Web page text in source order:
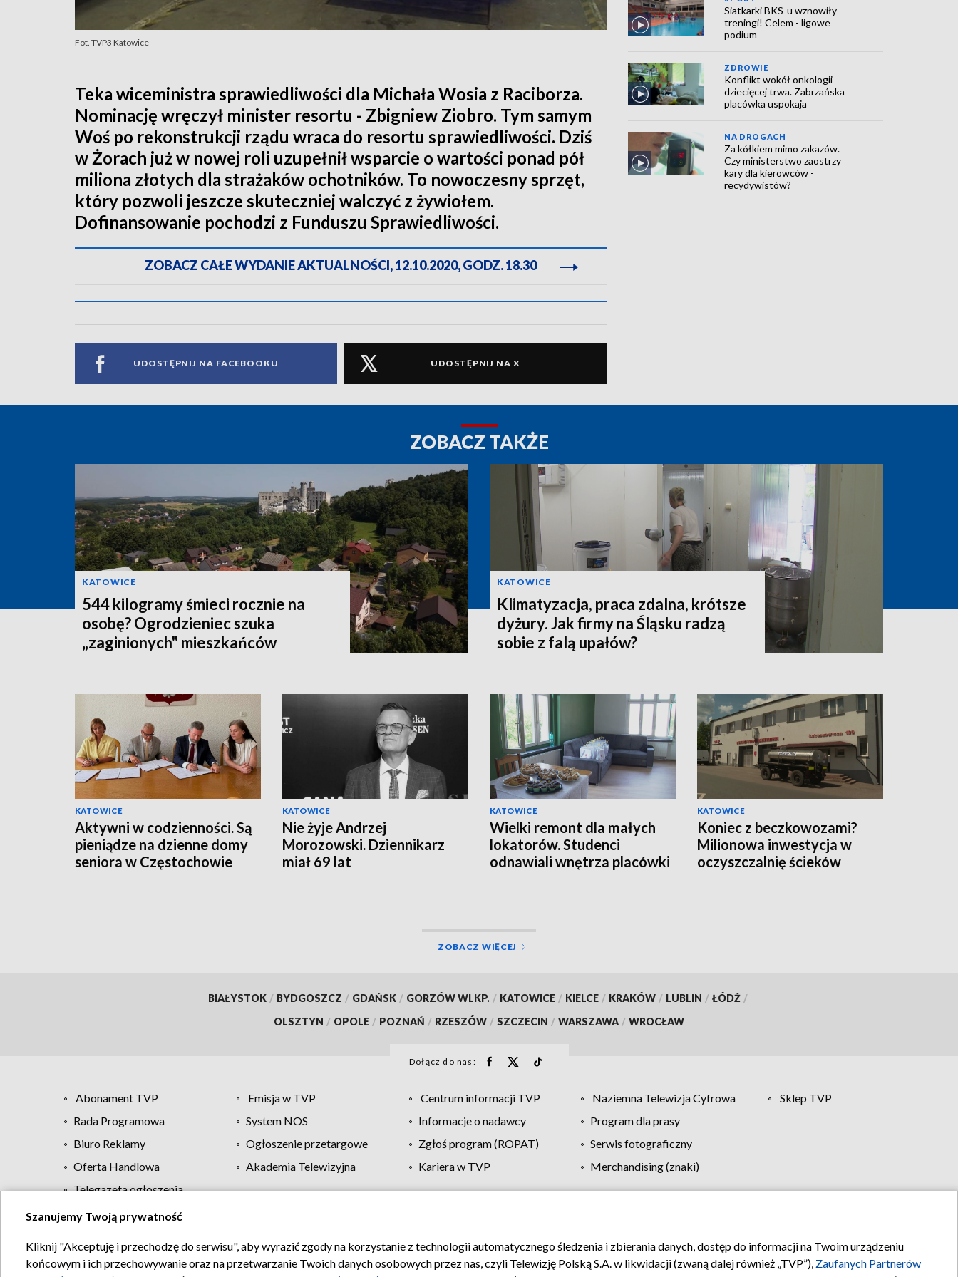
Fot. TVP3 Katowice
Teka wiceministra sprawiedliwości dla Michała Wosia z Raciborza.
Nominację wręczył minister resortu - Zbigniew Ziobro. Tym samym
Woś po rekonstrukcji rządu wraca do resortu sprawiedliwości. Dziś
w Żorach już w nowej roli uzupełnił wsparcie o wartości ponad pół
miliona złotych dla strażaków ochotników. To nowoczesny sprzęt,
który pozwoli jeszcze skuteczniej walczyć z żywiołem.
Dofinansowanie pochodzi z Funduszu Sprawiedliwości.
ZOBACZ CAŁE WYDANIE AKTUALNOŚCI, 12.10.2020, GODZ. 18.30
UDOSTĘPNIJ NA FACEBOOKU UDOSTĘPNIJ NA X
Siatkarki BKS-u wznowiły
treningi! Celem - ligowe
podium
ZDROWIE
Konflikt wokół onkologii
dziecięcej trwa. Zabrzańska
placówka uspokaja
NA DROGACH
Za kółkiem mimo zakazów.
Czy ministerstwo zaostrzy
kary dla kierowców -
recydywistów?
ZOBACZ TAKŻE
KATOWICE
544 kilogramy śmieci rocznie na
osobę? Ogrodzieniec szuka
„zaginionych" mieszkańców
KATOWICE
Klimatyzacja, praca zdalna, krótsze
dyżury. Jak firmy na Śląsku radzą
sobie z falą upałów?
KATOWICE
Aktywni w codzienności. Są
pieniądze na dzienne domy
seniora w Częstochowie
KATOWICE
Nie żyje Andrzej
Morozowski. Dziennikarz
miał 69 lat
KATOWICE
Wielki remont dla małych
lokatorów. Studenci
odnawiali wnętrza placówki
KATOWICE
Koniec z beczkowozami?
Milionowa inwestycja w
oczyszczalnię ścieków
ZOBACZ WIĘCEJ
BIAŁYSTOK / BYDGOSZCZ / GDAŃSK / GORZÓW WLKP. / KATOWICE / KIELCE / KRAKÓW / LUBLIN / ŁÓDŹ /
OLSZTYN / OPOLE / POZNAŃ / RZESZÓW / SZCZECIN / WARSZAWA / WROCŁAW
Dołącz do nas:
Abonament TVP Emisja w TVP Centrum informacji TVP Naziemna Telewizja Cyfrowa
Sklep TVP
Rada Programowa
System NOS Informacje o nadawcy
Program dla prasy
Biuro Reklamy
Ogłoszenie przetargowe Zgłoś program (ROPAT)
Serwis fotograficzny
Oferta Handlowa
Akademia Telewizyjna Kariera w TVP
Merchandising (znaki)
Telegazeta ogłoszenia
Regulamin TVP Polityka prywatności Moje zgody Pomoc Biuro reklamy Kontakt
Szanujemy Twoją prywatność
Kliknij "Akceptuję i przechodzę do serwisu", aby wyrazić zgody na korzystanie z technologii automatycznego śledzenia i zbierania danych, dostęp do informacji na Twoim urządzeniu
końcowym i ich przechowywanie oraz na przetwarzanie Twoich danych osobowych przez nas, czyli Telewizję Polską S.A. w likwidacji (zwaną dalej również „TVP”), Zaufanych Partnerów